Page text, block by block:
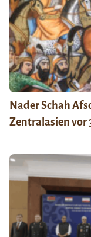
Nader Schah
Zentralasien vor